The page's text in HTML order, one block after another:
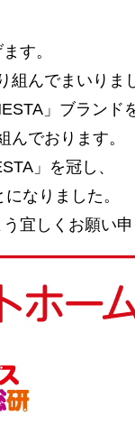
す。
んでまいりま
」ブランド
んでおります。
」を冠し、
なりました。
宜しくお願い申